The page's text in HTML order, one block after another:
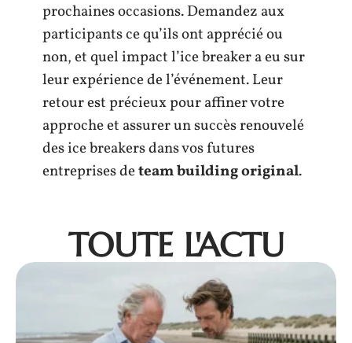
prochaines occasions. Demandez aux
participants ce qu’ils ont apprécié ou
non, et quel impact l’ice breaker a eu sur
leur expérience de l’événement. Leur
retour est précieux pour affiner votre
approche et assurer un succès renouvelé
des ice breakers dans vos futures
entreprises deteam building original.
TOUTE L'ACTU